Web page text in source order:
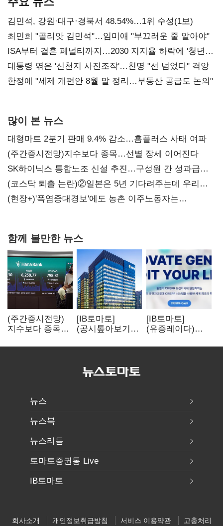
김민석, 강원·대구·경북서 48.54%…1위 수성(1보)
최민희 "골리앗 김민석"…임미애 "부끄러운 줄 알아야"
ISA부터 결혼 페널티까지…2030 지지율 하락에 '청년
챙기기'
대통령 엮은 '신천지 사진조작'…친명 "선 넘었다" 격앙
한정애 "세제 개편안 8월 말 정리…부동산 공급도 논의"
많이 본 뉴스
대형마트 2분기 판매 9.4% 감소…홈플러스 사태 여파
(주간증시전망)지수보다 종목…선별 장세 이어진다
SK하이닉스 통합노조 신설 추진…구성원 간 성과급
불만 확산
(코스닥 퇴출 논란)②일본은 5년 기다려주는데 우리는
당장 퇴출?…시간만으론 부족한 코스닥 구하기
(현장+)'폭염중대경보'에도 농촌 이주노동자는
함께 볼만한 뉴스
(주간증시전망)
지수보다 종목…
이어진다
[IB토마토]
(공시톺아보기)
바로 매출로
[IB토마토]
(유증레이다)
3분의 1 토막…
뉴스
뉴스북
뉴스리듬
토마토증권통 Live
IB토마토
회사소개 개인정보취급방침 서비스 이용약관 고충처리